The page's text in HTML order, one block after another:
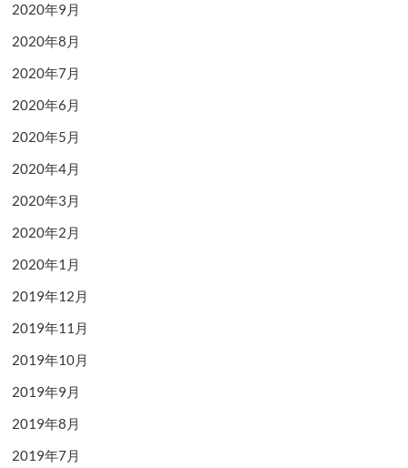
2020年9月
2020年8月
2020年7月
2020年6月
2020年5月
2020年4月
2020年3月
2020年2月
2020年1月
2019年12月
2019年11月
2019年10月
2019年9月
2019年8月
2019年7月